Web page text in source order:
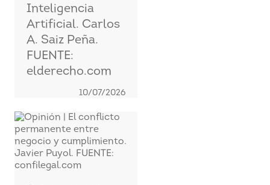
Inteligencia
Artificial. Carlos
A. Saiz Peña.
FUENTE:
elderecho.com
10/07/2026